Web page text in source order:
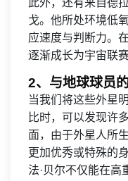
此外，还有来自德
戈。他所处环境低
应速度与判断力。
逐渐成长为宇宙联
2、与地球球员
当我们将这些外星
比时，可以发现许
面，由于外星人所
更加优秀或特殊的
法·贝尔不仅能在高